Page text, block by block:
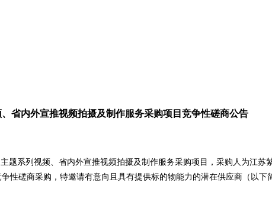
省内外宣推视频拍摄及制作服务采购项目竞争性磋商公告
题系列视频、省内外宣推视频拍摄及制作服务采购项目 ， 采购 人为江苏
争性磋商采购 ， 特邀请有意向且具有提供标的物能力的潜在供应商 （以下